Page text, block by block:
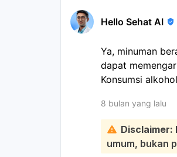
Hello Sehat AI
Ya, minuman
dapat
Konsumsi
Kerusakan
otot jantung,
peradangan
informasi
8 bulan yang lalu
Disclaimer:
umum, bukan